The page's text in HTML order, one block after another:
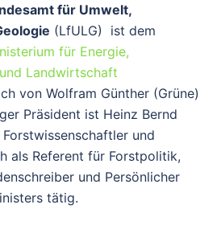
für Umwelt,
(LfULG) ist dem
für Energie,
Landwirtschaft
von Wolfram Günther (Grüne)
Präsident ist Heinz Bernd
und
als Referent für Forstpolitik,
und Persönlicher
tätig.